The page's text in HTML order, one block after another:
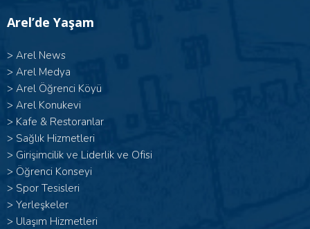
Arel’de Yaşam
> Arel News
> Arel Medya
> Arel Öğrenci Köyü
> Arel Konukevi
> Kafe & Restoranlar
> Sağlık Hizmetleri
> Girişimcilik ve Liderlik ve Ofisi
> Öğrenci Konseyi
> Spor Tesisleri
> Yerleşkeler
> Ulaşım Hizmetleri